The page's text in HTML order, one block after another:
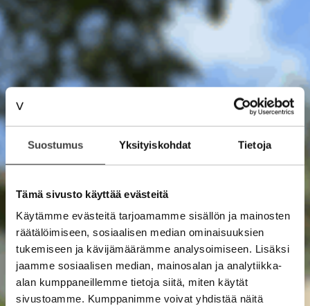
Suostumus Yksityiskohdat Tietoja
Tämä sivusto käyttää evästeitä
Käytämme evästeitä tarjoamamme sisällön ja mainosten
räätälöimiseen, sosiaalisen median ominaisuuksien
tukemiseen ja kävijämäärämme analysoimiseen. Lisäksi
jaamme sosiaalisen median, mainosalan ja analytiikka-
alan kumppaneillemme tietoja siitä, miten käytät
sivustoamme. Kumppanimme voivat yhdistää näitä